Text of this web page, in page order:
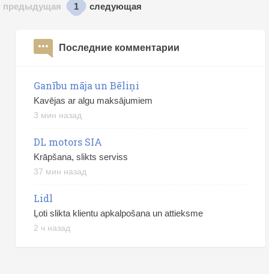
предыдущая 1 следующая
Последние комментарии
Ganību māja un Bēliņi
Kavējas ar algu maksājumiem
3 мин назад
DL motors SIA
Krāpšana, slikts serviss
37 мин назад
Lidl
Ļoti slikta klientu apkalpošana un attieksme
2 ч назад